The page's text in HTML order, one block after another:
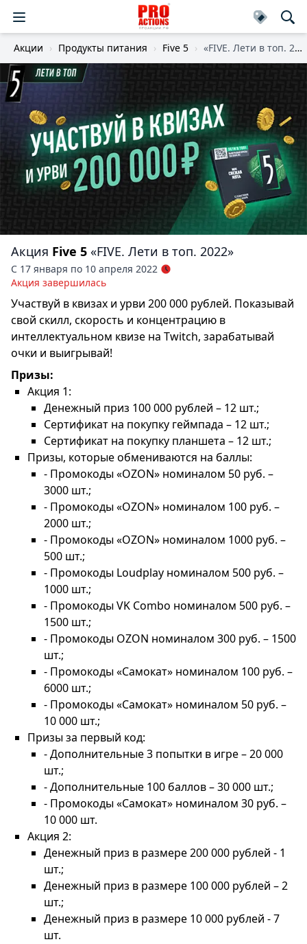
Акции Продукты питания Five 5 «FIVE. Лети в топ. 2022»
Акция Five 5 «FIVE. Лети в топ. 2022»
С 17 января по 10 апреля 2022
Акция завершилась
Участвуй в квизах и урви 200 000 рублей. Показывай
свой скилл, скорость и концентрацию в
интеллектуальном квизе на Twitch, зарабатывай
очки и выигрывай!
Призы:
Акция 1:
Денежный приз 100 000 рублей – 12 шт.;
Сертификат на покупку геймпада – 12 шт.;
Сертификат на покупку планшета – 12 шт.;
Призы, которые обмениваются на баллы:
- Промокоды «OZON» номиналом 50 руб. –
3000 шт.;
- Промокоды «OZON» номиналом 100 руб. –
2000 шт.;
- Промокоды «OZON» номиналом 1000 руб. –
500 шт.;
- Промокоды Loudplay номиналом 500 руб. –
1000 шт.;
- Промокоды VK Combo номиналом 500 руб. –
1500 шт.;
- Промокоды OZON номиналом 300 руб. – 1500
шт.;
- Промокоды «Самокат» номиналом 100 руб. –
6000 шт.;
- Промокоды «Самокат» номиналом 50 руб. –
10 000 шт.;
Призы за первый код:
- Дополнительные 3 попытки в игре – 20 000
шт.;
- Дополнительные 100 баллов – 30 000 шт.;
- Промокоды «Самокат» номиналом 30 руб. –
10 000 шт.
Акция 2:
Денежный приз в размере 200 000 рублей - 1
шт.;
Денежный приз в размере 100 000 рублей – 2
шт.;
Денежный приз в размере 10 000 рублей - 7
шт.